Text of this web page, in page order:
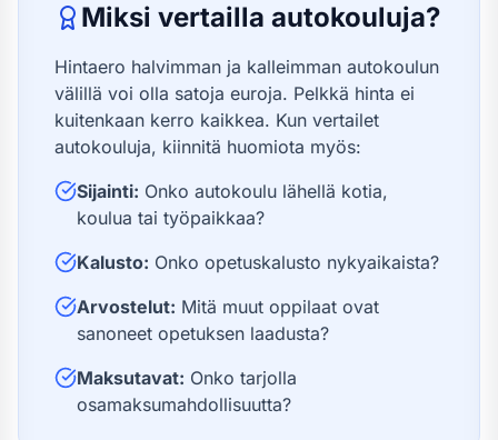
Miksi vertailla autokouluja?
Hintaero halvimman ja kalleimman autokoulun
välillä voi olla satoja euroja. Pelkkä hinta ei
kuitenkaan kerro kaikkea. Kun vertailet
autokouluja, kiinnitä huomiota myös:
Sijainti: Onko autokoulu lähellä kotia,
koulua tai työpaikkaa?
Kalusto: Onko opetuskalusto nykyaikaista?
Arvostelut: Mitä muut oppilaat ovat
sanoneet opetuksen laadusta?
Maksutavat: Onko tarjolla
osamaksumahdollisuutta?